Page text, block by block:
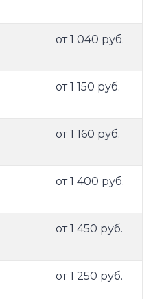
от 1 040 руб.
от 1 150 руб.
от 1 160 руб.
от 1 400 руб.
от 1 450 руб.
от 1 250 руб.